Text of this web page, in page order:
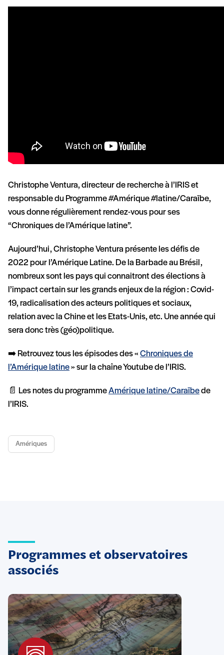
Christophe Ventura, directeur de recherche à l’IRIS et
responsable du Programme #Amérique #latine/Caraïbe,
vous donne régulièrement rendez-vous pour ses
“Chroniques de l’Amérique latine”.
Aujourd’hui, Christophe Ventura présente les défis de
2022 pour l’Amérique Latine. De la Barbade au Brésil,
nombreux sont les pays qui connaitront des élections à
l’impact certain sur les grands enjeux de la région : Covid-
19, radicalisation des acteurs politiques et sociaux,
relation avec la Chine et les Etats-Unis, etc. Une année qui
sera donc très (géo)politique.
➡️ Retrouvez tous les épisodes des « Chroniques de
l’Amérique latine» sur la chaîne Youtube de l’IRIS.
📄 Les notes du programmeAmérique latine/Caraïbede
l’IRIS.
Amériques
Programmes et observatoires
associés